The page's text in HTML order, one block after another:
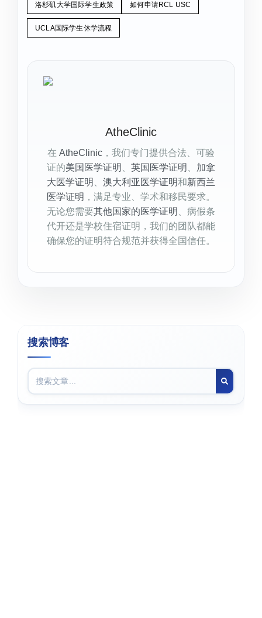
洛杉矶大学国际学生政策 如何申请RCL USC
UCLA国际学生休学流程
AtheClinic
在 AtheClinic ，我们专门提供合法、可验
证的美国医学证明 英国医学证明
加拿
大医学证明
澳大利亚医学证明和新西兰
医学证明 ，满足专业、学术和移民要求。
无论您需要其他国家的医学证明
、病假条
代开还是学校住宿证明，我们的团队都能
确保您的证明符合规范并获得全国信任。
搜索博客